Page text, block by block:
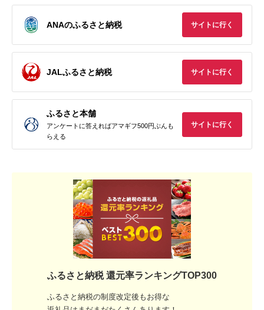
ANAのふるさと納税 サイトに行く
JALふるさと納税 サイトに行く
ふるさと本舗
アンケートに答えればアマギフ500円ぶんも
らえる
サイトに行く
ふるさと納税 還元率ランキングTOP300
ふるさと納税の制度改定後もお得な